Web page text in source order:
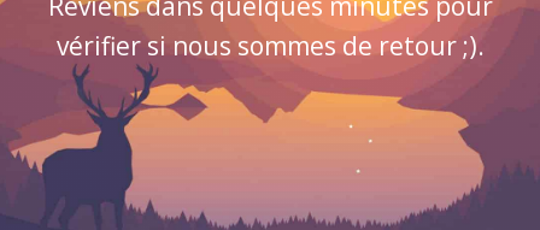
vérifier si nous sommes de retour ;).